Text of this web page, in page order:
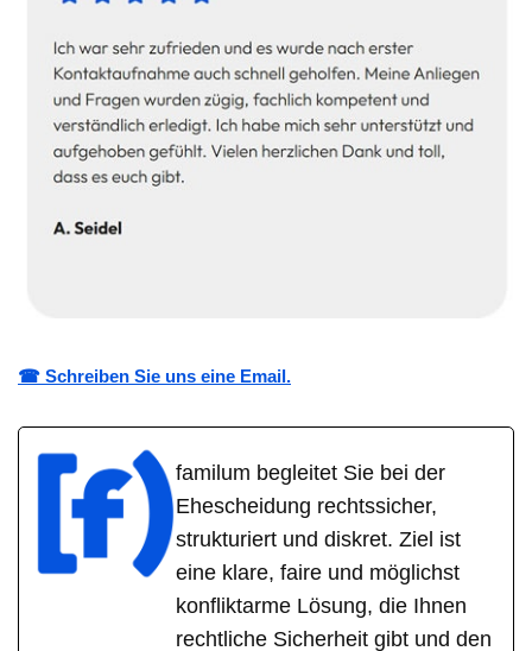
☎ Schreiben Sie uns eine Email.
familum begleitet Sie bei der
Ehescheidung rechtssicher,
strukturiert und diskret. Ziel ist
eine klare, faire und möglichst
konfliktarme Lösung, die Ihnen
rechtliche Sicherheit gibt und den